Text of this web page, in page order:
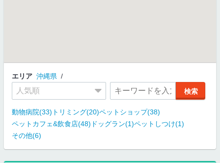
エリア 沖縄県
動物病院(33) トリミング(20)ペットショップ(38)
ペットカフェ&飲食店(48) ドッグラン(1)ペットしつけ(1)
その他(6)